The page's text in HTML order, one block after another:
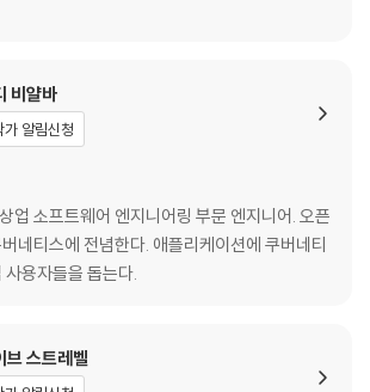
터링하나?
용한 쿠버네티스 모니터링
한 로깅
알림 모범 사례
비얄바
가 알림신청
업 소프트웨어 엔지니어링 부문 엔지니어. 오픈
네티스에 전념한다. 애플리케이션에 쿠버네티
용자들을 돕는다.
브 스트레벨